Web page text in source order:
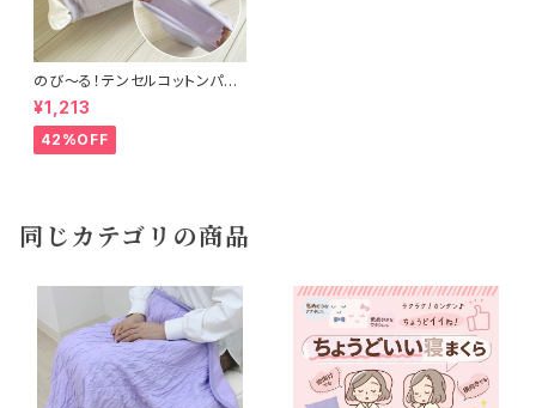
のび〜る！テンセルコットンパイ
ル・ピローカバー 32×52cm〜
43×63cm
¥1,213
42%OFF
同じカテゴリの商品